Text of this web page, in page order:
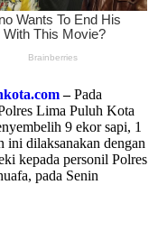
–Pada
Lima Puluh Kota
9 ekor sapi, 1
ini dilaksanakan dengan
kepada personil Polres
pada Senin